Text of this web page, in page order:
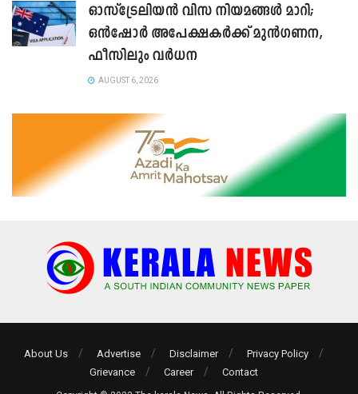
ഓസ്‌ട്രേലിയൻ വിസ നിയമങ്ങൾ മാറി;
ഒൻഷോർ അപേക്ഷകർക്ക് മുൻഗണന,
ഫീസിലും വർധന
AUGUST 6, 2026
About Us Advertise Disclaimer
Privacy Policy
Grievance
Career Contact